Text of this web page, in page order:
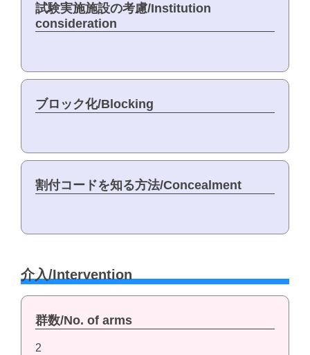
試験実施施設の考慮/Institution
consideration
ブロック化/Blocking
割付コードを知る方法/Concealment
介入/Intervention
群数/No. of arms
2